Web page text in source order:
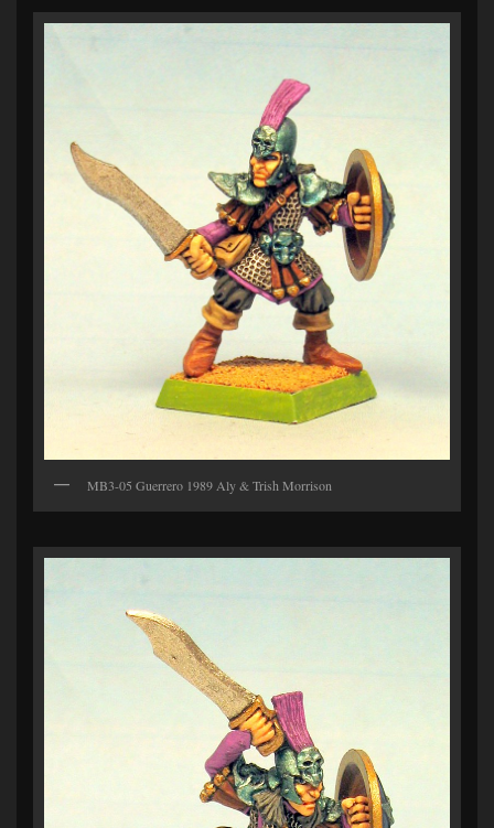
MB3-05 Guerrero 1989 Aly & Trish Morrison